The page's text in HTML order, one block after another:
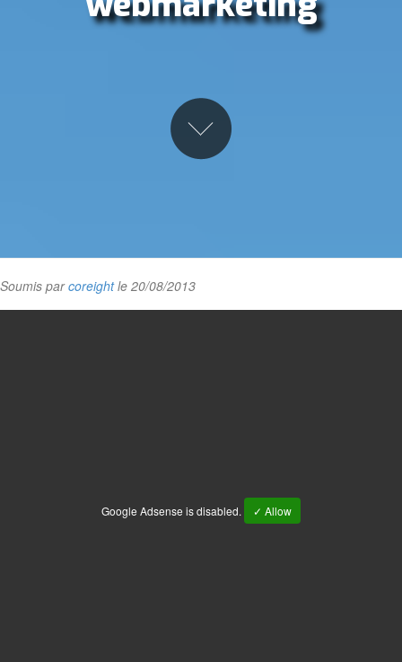
Soumis parcoreightle 20/08/2013
Google Adsense is disabled. ✓ Allow